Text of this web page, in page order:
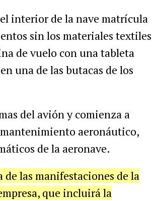
interior de la nave matrícula
sin los materiales textiles
de vuelo con una tableta
una de las butacas de los
del avión y comienza a
aeronáutico,
de la aeronave.
de las manifestaciones de la
que incluirá la